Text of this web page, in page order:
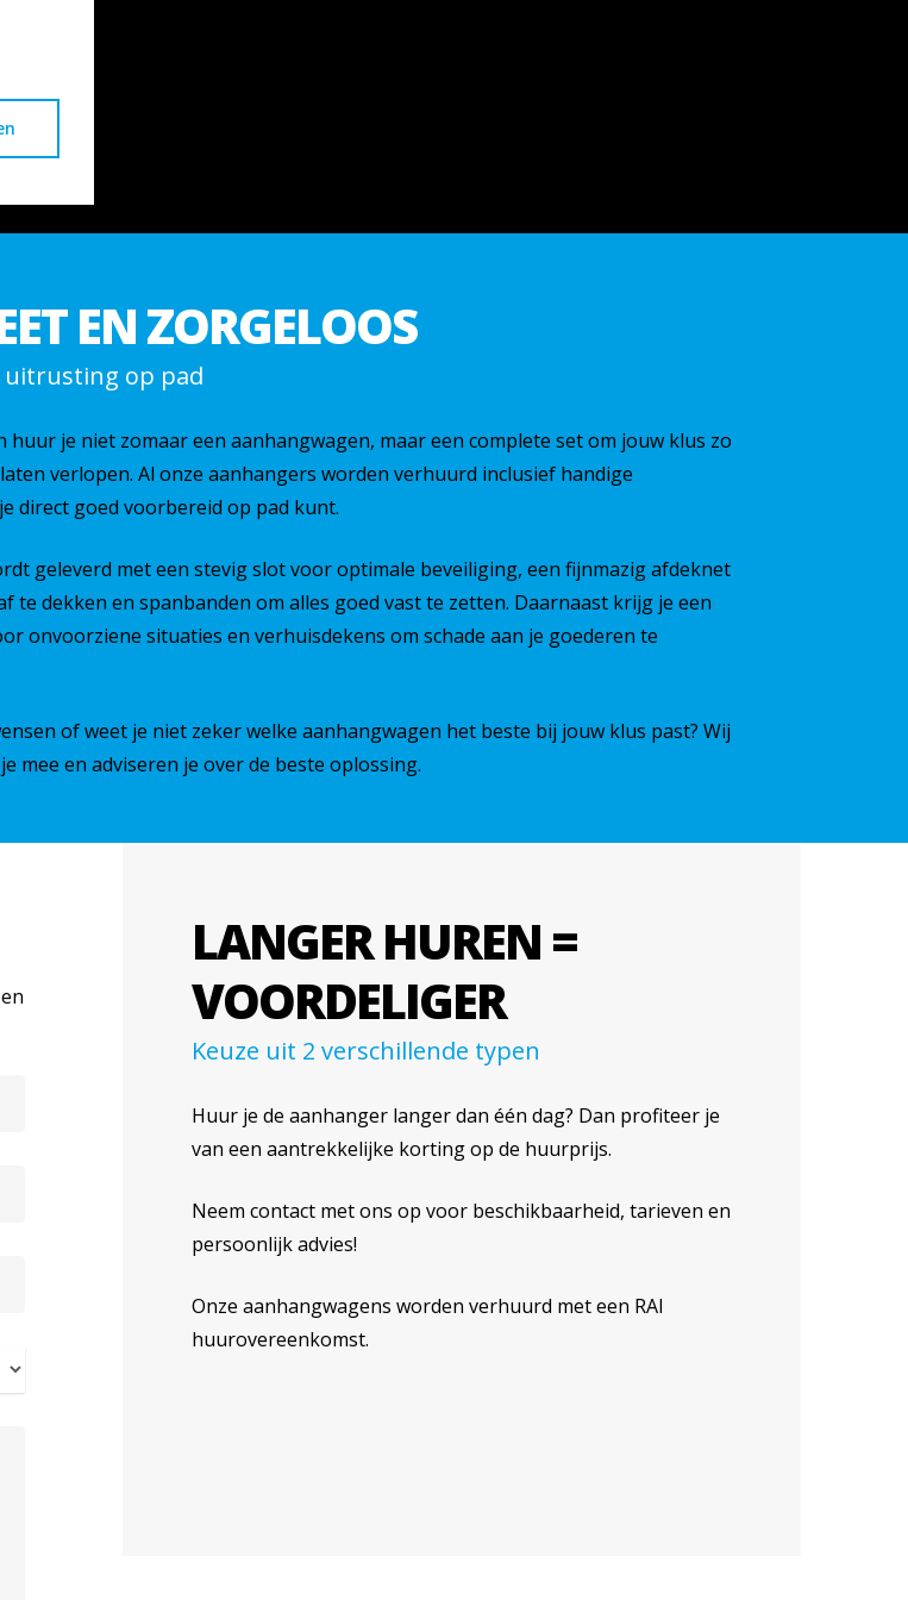
EN ZORGELOOS
uitrusting op pad
huur je niet zomaar een aanhangwagen, maar een complete set om jouw klus zo
verlopen. Al onze aanhangers worden verhuurd inclusief handige
direct goed voorbereid op pad kunt.
geleverd met een stevig slot voor optimale beveiliging, een fijnmazig afdeknet
te dekken en spanbanden om alles goed vast te zetten. Daarnaast krijg je een
onvoorziene situaties en verhuisdekens om schade aan je goederen te
of weet je niet zeker welke aanhangwagen het beste bij jouw klus past? Wij
mee en adviseren je over de beste oplossing.
LANGER HUREN =
VOORDELIGER
Keuze uit 2 verschillende typen
Huur je de aanhanger langer dan één dag? Dan profiteer je
van een aantrekkelijke korting op de huurprijs.
Neem contact met ons op voor beschikbaarheid, tarieven en
persoonlijk advies!
Onze aanhangwagens worden verhuurd met een RAI
huurovereenkomst.